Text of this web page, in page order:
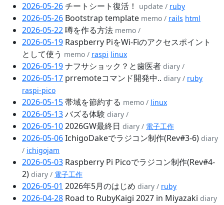
2026-05-26チートシート復活！ update / ruby
2026-05-26 Bootstrap template memo / rails html
2026-05-22噂を作る方法 memo /
2026-05-19 Raspberry PiをWi-Fiのアクセスポイント
として使う memo / raspi linux
2026-05-19ナフサショック？と歯医者 diary /
2026-05-17 prremoteコマンド開発中.. diary / ruby
raspi-pico
2026-05-15帯域を節約する memo / linux
2026-05-13バズる体験 diary /
2026-05-102026GW最終日 diary / 電子工作
2026-05-06IchigoDakeでラジコン制作(Rev#3-6) diary
/ ichigojam
2026-05-03 Raspberry Pi Picoでラジコン制作(Rev#4-
2) diary / 電子工作
2026-05-01 2026年5月のはじめ diary / ruby
2026-04-28 Road to RubyKaigi 2027 in Miyazaki diary